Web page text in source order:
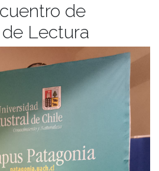
de
Lectura